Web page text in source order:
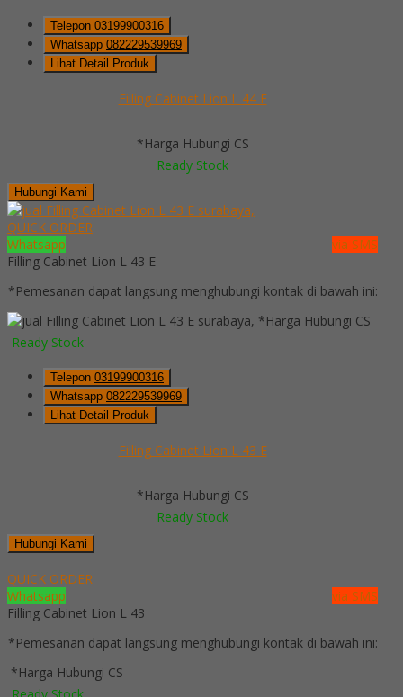
Telepon 03199900316
Whatsapp 082229539969
Lihat Detail Produk
Filling Cabinet Lion L 44 E
*Harga Hubungi CS
Ready Stock
Hubungi Kami
QUICK ORDER
Whatsapp
via SMS
Filling Cabinet Lion L 43 E
*Pemesanan dapat langsung menghubungi kontak di bawah ini:
*Harga Hubungi CS
Ready Stock
Telepon 03199900316
Whatsapp 082229539969
Lihat Detail Produk
Filling Cabinet Lion L 43 E
*Harga Hubungi CS
Ready Stock
Hubungi Kami
QUICK ORDER
Whatsapp
via SMS
Filling Cabinet Lion L 43
*Pemesanan dapat langsung menghubungi kontak di bawah ini:
*Harga Hubungi CS
Ready Stock